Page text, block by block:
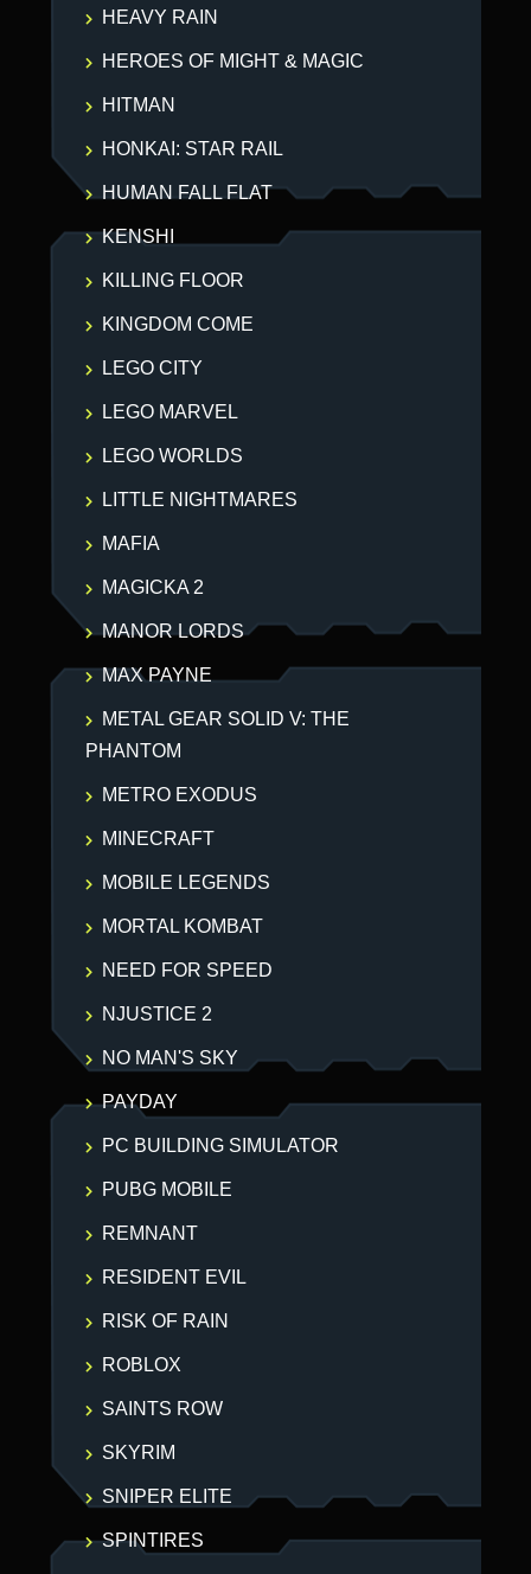
HEAVY RAIN
HEROES OF MIGHT & MAGIC
HITMAN
HONKAI: STAR RAIL
HUMAN FALL FLAT
KENSHI
KILLING FLOOR
KINGDOM COME
LEGO CITY
LEGO MARVEL
LEGO WORLDS
LITTLE NIGHTMARES
MAFIA
MAGICKA 2
MANOR LORDS
MAX PAYNE
METAL GEAR SOLID V: THE
PHANTOM
METRO EXODUS
MINECRAFT
MOBILE LEGENDS
MORTAL KOMBAT
NEED FOR SPEED
NJUSTICE 2
NO MAN'S SKY
PAYDAY
PC BUILDING SIMULATOR
PUBG MOBILE
REMNANT
RESIDENT EVIL
RISK OF RAIN
ROBLOX
SAINTS ROW
SKYRIM
SNIPER ELITE
SPINTIRES